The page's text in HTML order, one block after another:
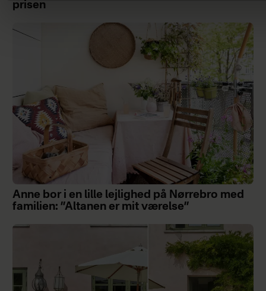
prisen
Anne bor i en lille lejlighed på Nørrebro med
familien: ”Altanen er mit værelse”